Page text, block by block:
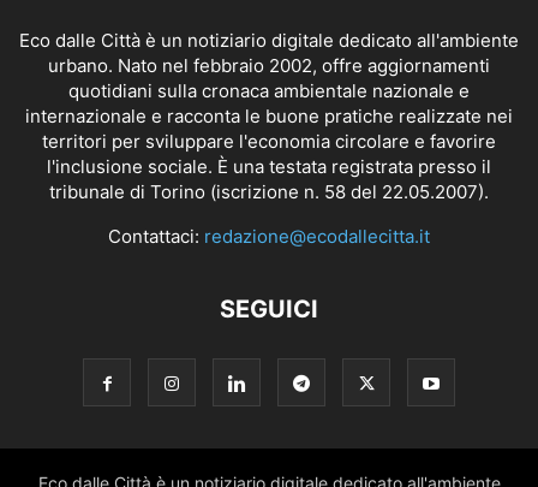
Eco dalle Città è un notiziario digitale dedicato all'ambiente
urbano. Nato nel febbraio 2002, offre aggiornamenti
quotidiani sulla cronaca ambientale nazionale e
internazionale e racconta le buone pratiche realizzate nei
territori per sviluppare l'economia circolare e favorire
l'inclusione sociale. È una testata registrata presso il
tribunale di Torino (iscrizione n. 58 del 22.05.2007).
Contattaci: redazione@ecodallecitta.it
SEGUICI
Eco dalle Città è un notiziario digitale dedicato all'ambiente